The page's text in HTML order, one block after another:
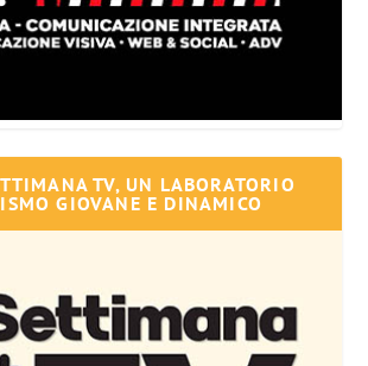
TV, UN LABORATORIO
GIOVANE E DINAMICO